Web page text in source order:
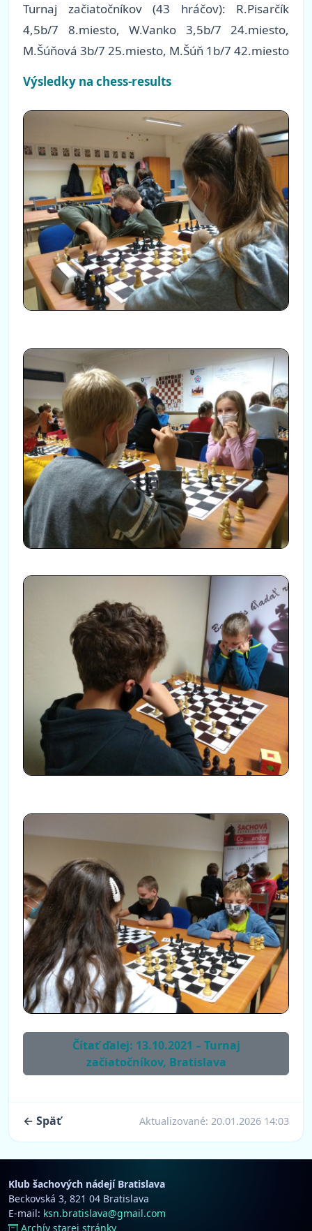
Turnaj začiatočníkov (43 hráčov): R.Pisarčík
4,5b/7 8.miesto, W.Vanko 3,5b/7 24.miesto,
M.Šúňová 3b/7 25.miesto, M.Šúň 1b/7 42.miesto
Výsledky na chess-results
Čítať ďalej: 13.10.2021 – Turnaj
začiatočníkov, Bratislava
← Späť Aktualizované: 20.01.2026 14:03
Klub šachových nádejí Bratislava
Beckovská 3, 821 04 Bratislava
E-mail: ksn.bratislava@gmail.com
Archív starej stránky